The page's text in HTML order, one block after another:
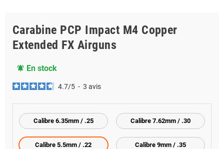
Carabine PCP Impact M4 Copper
Extended FX Airguns
notifications_active En stock
4.7/5 - 3 avis
Calibre 6.35mm / .25 Calibre 7.62mm / .30
Calibre 5.5mm / .22 Calibre 9mm / .35